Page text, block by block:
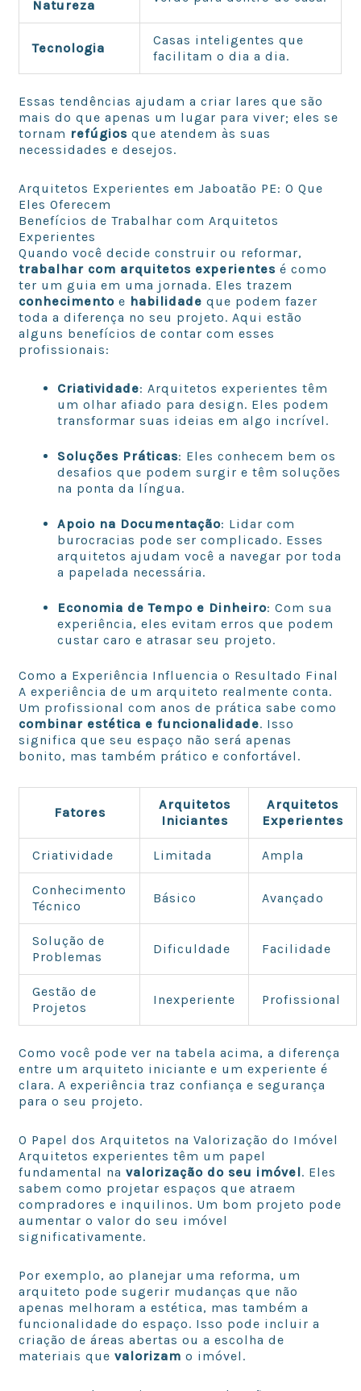
Natureza
Tecnologia
Casas inteligentes que
facilitam o dia a dia.
Essas tendências ajudam a criar lares que são
mais do que apenas um lugar para viver; eles se
tornam refúgios que atendem às suas
necessidades e desejos.
Arquitetos Experientes em Jaboatão PE: O Que
Eles Oferecem
Benefícios de Trabalhar com Arquitetos
Experientes
Quando você decide construir ou reformar,
trabalhar com arquitetos experientes é como
ter um guia em uma jornada. Eles trazem
conhecimento e habilidade que podem fazer
toda a diferença no seu projeto. Aqui estão
alguns benefícios de contar com esses
profissionais:
Criatividade: Arquitetos experientes têm
um olhar afiado para design. Eles podem
transformar suas ideias em algo incrível.
Soluções Práticas: Eles conhecem bem os
desafios que podem surgir e têm soluções
na ponta da língua.
Apoio na Documentação: Lidar com
burocracias pode ser complicado. Esses
arquitetos ajudam você a navegar por toda
a papelada necessária.
Economia de Tempo e Dinheiro: Com sua
experiência, eles evitam erros que podem
custar caro e atrasar seu projeto.
Como a Experiência Influencia o Resultado Final
A experiência de um arquiteto realmente conta.
Um profissional com anos de prática sabe como
combinar estética e funcionalidade. Isso
significa que seu espaço não será apenas
bonito, mas também prático e confortável.
Fatores
Arquitetos
Iniciantes
Arquitetos
Experientes
Criatividade Limitada Ampla
Conhecimento
Técnico
Básico Avançado
Solução de
Problemas
Dificuldade Facilidade
Gestão de
Projetos
Inexperiente Profissional
Como você pode ver na tabela acima, a diferença
entre um arquiteto iniciante e um experiente é
clara. A experiência traz confiança e segurança
para o seu projeto.
O Papel dos Arquitetos na Valorização do Imóvel
Arquitetos experientes têm um papel
fundamental navalorização do seu imóvel. Eles
sabem como projetar espaços que atraem
compradores e inquilinos. Um bom projeto pode
aumentar o valor do seu imóvel
significativamente.
Por exemplo, ao planejar uma reforma, um
arquiteto pode sugerir mudanças que não
apenas melhoram a estética, mas também a
funcionalidade do espaço. Isso pode incluir a
criação de áreas abertas ou a escolha de
materiais quevalorizam o imóvel.